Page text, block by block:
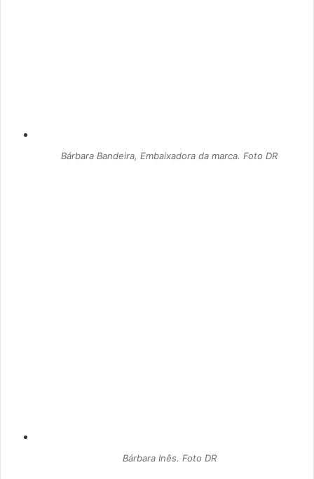
Bárbara Bandeira, Embaixadora da marca. Foto DR
Bárbara Inês. Foto DR